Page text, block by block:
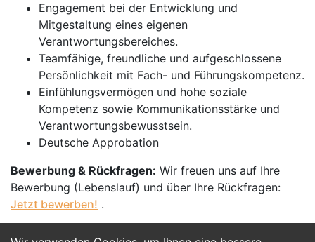
Engagement bei der Entwicklung und
Mitgestaltung eines eigenen
Verantwortungsbereiches.
Teamfähige, freundliche und aufgeschlossene
Persönlichkeit mit Fach- und Führungskompetenz.
Einfühlungsvermögen und hohe soziale
Kompetenz sowie Kommunikationsstärke und
Verantwortungsbewusstsein.
Deutsche Approbation
Bewerbung & Rückfragen: Wir freuen uns auf Ihre
Bewerbung (Lebenslauf) und über Ihre Rückfragen:
Jetzt bewerben! .